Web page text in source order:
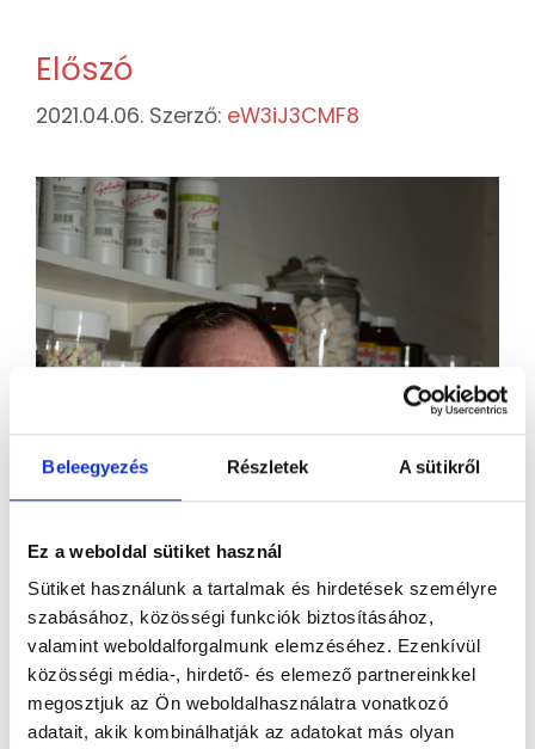
Beleegyezés Részletek A sütikről
Ez a weboldal sütiket használ
Sütiket használunk a tartalmak és hirdetések személyre
szabásához, közösségi funkciók biztosításához,
valamint weboldalforgalmunk elemzéséhez. Ezenkívül
közösségi média-, hirdető- és elemező partnereinkkel
megosztjuk az Ön weboldalhasználatra vonatkozó
adatait, akik kombinálhatják az adatokat más olyan
Előszó
2021.04.06. Szerző: eW3iJ3CMF8